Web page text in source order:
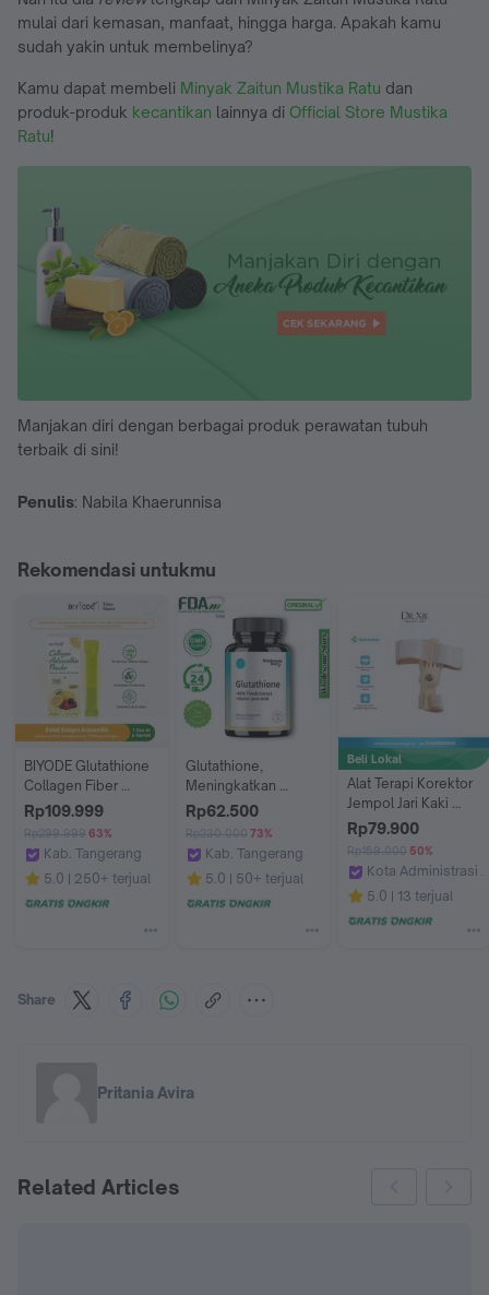
mulai dari kemasan, manfaat, hingga harga. Apakah kamu
sudah yakin untuk membelinya?
Kamu dapat membeli Minyak Zaitun Mustika Ratu dan
produk-produk kecantikan lainnya di Official Store Mustika
Ratu!
Manjakan diri dengan berbagai produk perawatan tubuh
terbaik di sini!
Penulis: Nabila Khaerunnisa
Rekomendasi untukmu
BIYODE Glutathione
Collagen Fiber
Powder/Kolagen +
Glutathione +
Antioksidan Dan
Pencerah
Usus/Antioksidan
Portabel 5g*6 Stik
Rp109.999
Rp299.999 63%
Kab. Tangerang
BIYODE-ID
5.0 250+ terjual
Glutathione,
Meningkatkan
Kesehatan Kulit dan
Mencerahkan Wajah,
Rp62.500
Rp230.000 73%
Kab. Tangerang
WHOLESOME STORY MALL 1
5.0 50+ terjual
Beli Lokal
Alat Terapi Korektor
Jempol Jari Kaki
Bunion/Corrector
Separator Hallux
Valgus Big Toe
Pelurus Pemisah
Jari/Alat Pemisah
dan Koreksi Jari Kaki
Rp79.900
Rp159.000 50%
Kota Administrasi
Dr Xie Healthy Life
5.0 13 terjual
Share
Pritania Avira
Related Articles